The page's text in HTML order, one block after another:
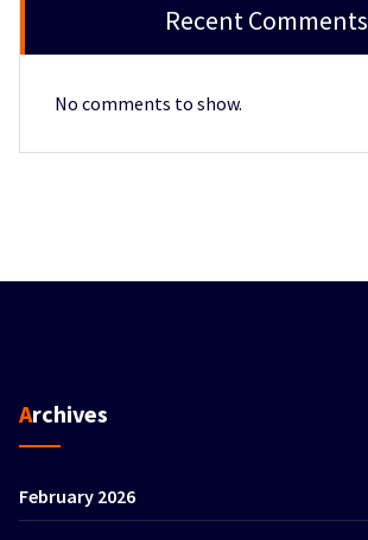
Recent Comments
No comments to show.
Archives
February 2026